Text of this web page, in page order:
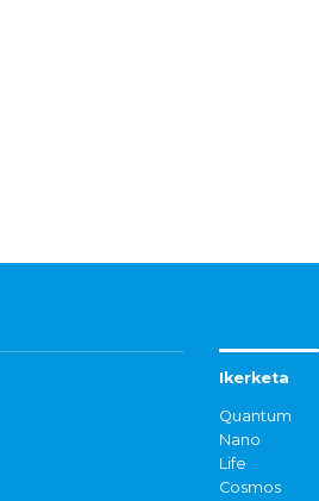
Ikerketa
Quantum
Nano
Life
Cosmos